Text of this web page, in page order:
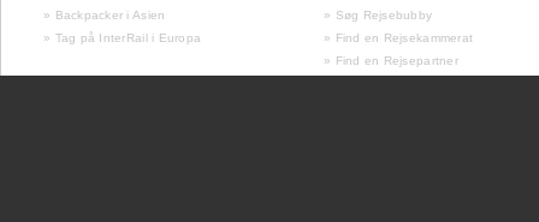
» Backpacker i Asien
» Søg Rejsebubby
» Tag på InterRail i Europa
» Find en Rejsekammerat
» Find en Rejsepartner